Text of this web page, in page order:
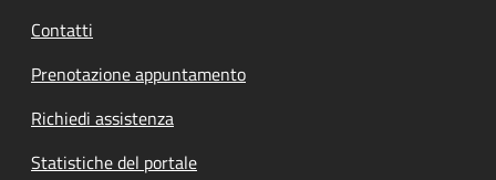
Contatti
Prenotazione appuntamento
Richiedi assistenza
Statistiche del portale